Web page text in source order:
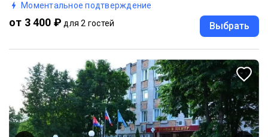
Моментальное подтверждение
от 3 400 ₽ для 2 гостей Выбрать